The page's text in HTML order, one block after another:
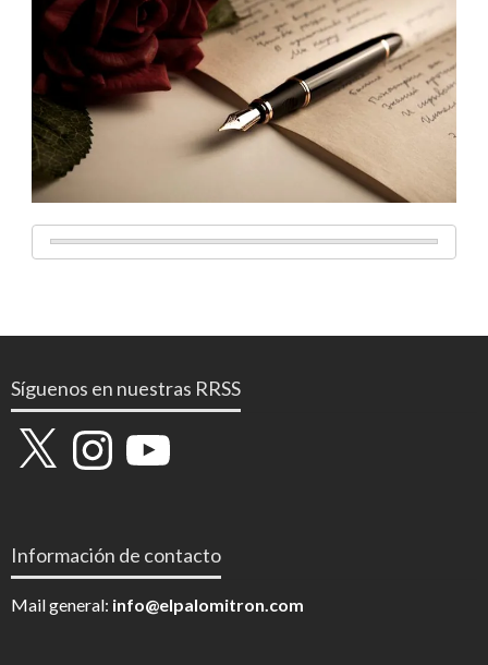
Síguenos en nuestras RRSS
X InstagramYouTube
Información de contacto
Mail general: info@elpalomitron.com